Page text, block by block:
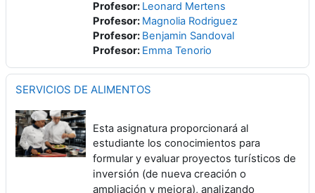
Profesor: Leonard Mertens
Profesor: Magnolia Rodriguez
Profesor: Benjamin Sandoval
Profesor: Emma Tenorio
SERVICIOS DE ALIMENTOS
Esta asignatura proporcionará al
estudiante los conocimientos para
formular y evaluar proyectos turísticos de
inversión (de nueva creación o
ampliación y mejora), analizando